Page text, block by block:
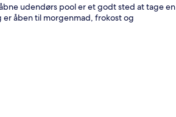
udendørs pool er et godt sted at tage en
åben til morgenmad, frokost og